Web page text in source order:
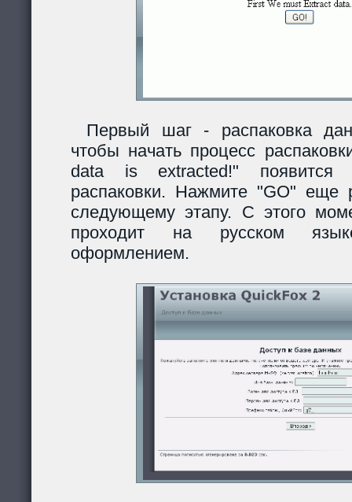
Первый шаг - распаковка
чтобы начать процесс
data is extracted!" появится
распаковки. Нажмите "GO" еще
следующему этапу. С этого
проходит на русском
оформлением.